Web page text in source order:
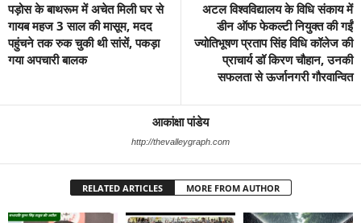
पड़ोस के बाथरूम में अचेत मिली घर से
गायब महज 3 साल की मासूम, मदद
पहुंचने तक रुक चुकी थी सांसें, पकड़ा
गया अपचारी बालक
अटल विश्वविद्यालय के विधि संकाय में
डीन ऑफ फेकल्टी नियुक्त की गईं
ज्योतिभूषण प्रताप सिंह विधि कॉलेज की
प्राचार्य डॉ किरण चौहान, उनकी
सफलता से ऊर्जानगरी गौरवान्वित
आकांक्षा पांडेय
http://thevalleygraph.com
RELATED ARTICLES MORE FROM AUTHOR